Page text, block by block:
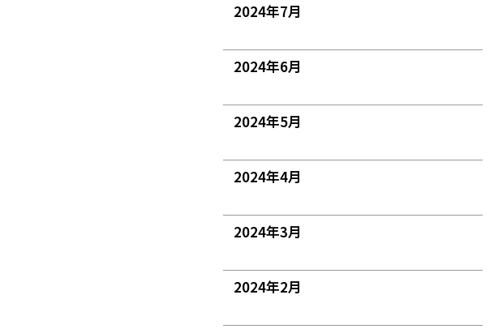
2024年7月
2024年6月
2024年5月
2024年4月
2024年3月
2024年2月